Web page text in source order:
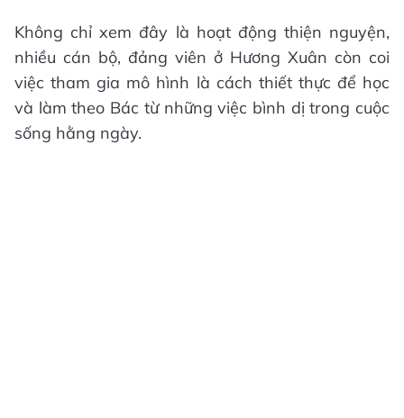
Không chỉ xem đây là hoạt động thiện nguyện,
nhiều cán bộ, đảng viên ở Hương Xuân còn coi
việc tham gia mô hình là cách thiết thực để học
và làm theo Bác từ những việc bình dị trong cuộc
sống hằng ngày.